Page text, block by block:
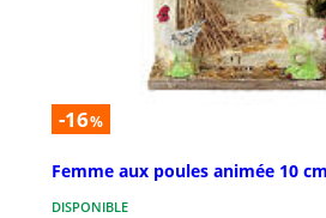
-16%
Femme aux poules animée 10
DISPONIBLE